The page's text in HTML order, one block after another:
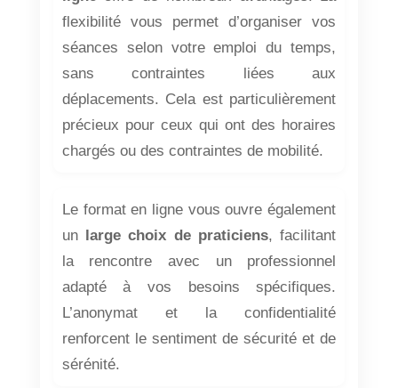
flexibilité vous permet d’organiser vos
séances selon votre emploi du temps,
sans contraintes liées aux
déplacements. Cela est particulièrement
précieux pour ceux qui ont des horaires
chargés ou des contraintes de mobilité.
Le format en ligne vous ouvre également
un
large choix de praticiens, facilitant
la rencontre avec un professionnel
adapté à vos besoins spécifiques.
L’anonymat et la confidentialité
renforcent le sentiment de sécurité et de
sérénité.